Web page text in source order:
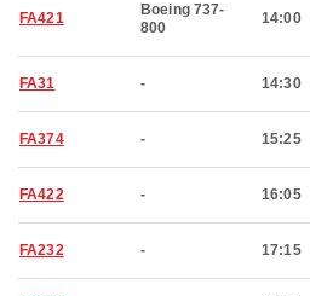
FA421
Boeing 737-
800
14:00
FA31 - 14:30
FA374 - 15:25
FA422 - 16:05
FA232 - 17:15